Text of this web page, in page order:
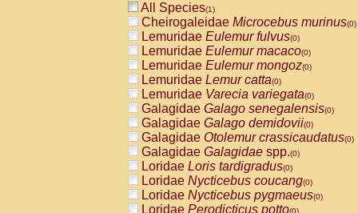
All Species(1)
Cheirogaleidae Microcebus murinus(0)
Lemuridae Eulemur fulvus(0)
Lemuridae Eulemur macaco(0)
Lemuridae Eulemur mongoz(0)
Lemuridae Lemur catta(0)
Lemuridae Varecia variegata(0)
Galagidae Galago senegalensis(0)
Galagidae Galago demidovii(0)
Galagidae Otolemur crassicaudatus(0)
Galagidae Galagidae spp.(0)
Loridae Loris tardigradus(0)
Loridae Nycticebus coucang(0)
Loridae Nycticebus pygmaeus(0)
Loridae Perodicticus potto(0)